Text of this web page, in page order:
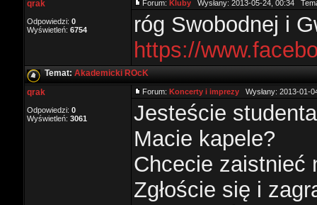
qrak
Odpowiedzi: 0
Wyświetleń: 6754
Forum: Kluby Wysłany: 2013-05-24, 00:34
róg Swobodnej i
https://
Temat: Akademicki ROcK
qrak
Odpowiedzi: 0
Wyświetleń: 3061
Forum: Koncerty i imprezy Wysłany: 2013-01-
Jesteście
Macie kapele?
Chcecie zaistnieć
Zgłoście się i